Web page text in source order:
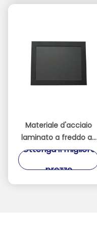
Materiale d'acciaio
laminato a freddo ad
alta resistenza
touch screen
Ottenga il migliore
prezzo